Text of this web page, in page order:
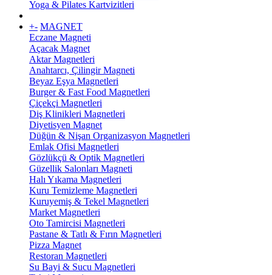
Yoga & Pilates Kartvizitleri
+- MAGNET
Eczane Magneti
Açacak Magnet
Aktar Magnetleri
Anahtarcı, Çilingir Magneti
Beyaz Eşya Magnetleri
Burger & Fast Food Magnetleri
Çiçekçi Magnetleri
Diş Klinikleri Magnetleri
Diyetisyen Magnet
Düğün & Nişan Organizasyon Magnetleri
Emlak Ofisi Magnetleri
Gözlükçü & Optik Magnetleri
Güzellik Salonları Magneti
Halı Yıkama Magnetleri
Kuru Temizleme Magnetleri
Kuruyemiş & Tekel Magnetleri
Market Magnetleri
Oto Tamircisi Magnetleri
Pastane & Tatlı & Fırın Magnetleri
Pizza Magnet
Restoran Magnetleri
Su Bayi & Sucu Magnetleri